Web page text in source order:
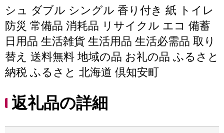
シュ ダブル シングル 香り付き 紙 トイレ
防災 常備品 消耗品 リサイクル エコ 備蓄
日用品 生活雑貨 生活用品 生活必需品 取り
替え 送料無料 地域の品 お礼の品 ふるさと
納税 ふるさと 北海道 倶知安町
返礼品の詳細